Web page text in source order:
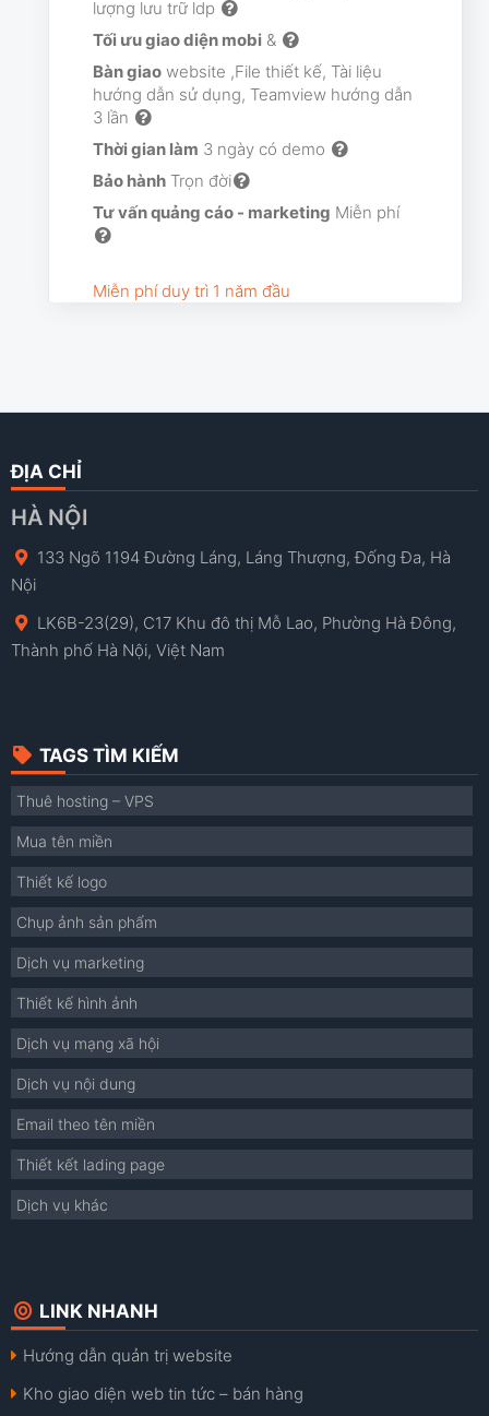
lượng lưu trữ ldp
Tối ưu giao diện mobi &
Bàn giao website ,File thiết kế, Tài liệu
hướng dẫn sử dụng, Teamview hướng dẫn
3 lần
Thời gian làm 3 ngày có demo
Bảo hành Trọn đời
Tư vấn quảng cáo - marketing Miễn phí
Miễn phí duy trì 1 năm đầu
ĐỊA CHỈ
HÀ NỘI
133 Ngõ 1194 Đường Láng, Láng Thượng, Đống Đa, Hà
Nội
LK6B-23(29), C17 Khu đô thị Mỗ Lao, Phường Hà Đông,
Thành phố Hà Nội, Việt Nam
TAGS TÌM KIẾM
Thuê hosting – VPS
Mua tên miền
Thiết kế logo
Chụp ảnh sản phẩm
Dịch vụ marketing
Thiết kế hình ảnh
Dịch vụ mạng xã hội
Dịch vụ nội dung
Email theo tên miền
Thiết kết lading page
Dịch vụ khác
LINK NHANH
Hướng dẫn quản trị website
Kho giao diện web tin tức – bán hàng